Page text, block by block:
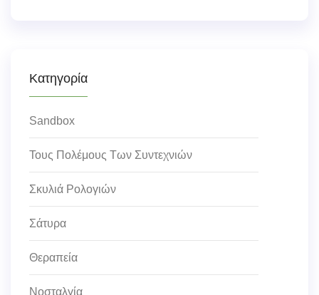
Κατηγορία
Sandbox
Τους Πολέμους Των Συντεχνιών
Σκυλιά Ρολογιών
Σάτυρα
Θεραπεία
Νοσταλγία